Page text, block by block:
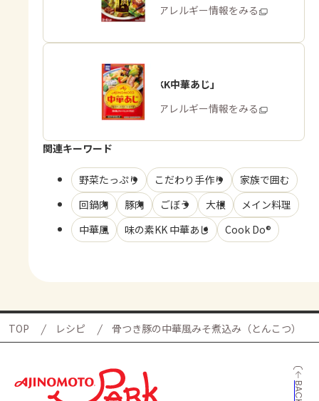
商品・アレルギー情報をみる
「味の素KK中華あじ」
商品・アレルギー情報をみる
関連キーワード
野菜たっぷり こだわり手作り
家族で囲む
回鍋肉
豚肉 ごぼう 大根
メイン料理
中華風
味の素KK 中華あじ Cook Do®
TOP レシピ 骨つき豚の中華風みそ煮込み（とんこつ）